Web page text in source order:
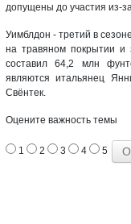
допущены до участия из-
Уимблдон - третий в
на травяном покрытии
составил 64,2 млн
являются итальянец
Свёнтек.
Оцените важность темы
1 2 3 4 5